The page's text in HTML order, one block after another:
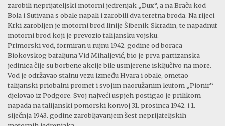
zarobili neprijateljski motorni jedrenjak „Dux“, a na Braču kod
Bola i Sutivana s obale napali i zarobili dva teretna broda. Na rijeci
Krki zarobljen je motorni brod linije Šibenik-Skradin, te napadnut
motorni brod koji je prevozio talijansku vojsku.
Primorski vod, formiran u rujnu 1942. godine od boraca
Biokovskog bataljuna Vid Mihaljević, bio je prva partizanska
jedinica čije su borbene akcije bile usmjerene isključivo na more.
Vod je održavao stalnu vezu između Hvara i obale, ometao
talijanski priobalni promet i svojim naoružanim leutom „Pionir“
djelovao iz Podgore. Svoj najveći uspjeh postigao je prilikom
napada na talijanski pomorski konvoj 31. prosinca 1942. i 1.
siječnja 1943. godine zarobljavanjem šest neprijateljskih